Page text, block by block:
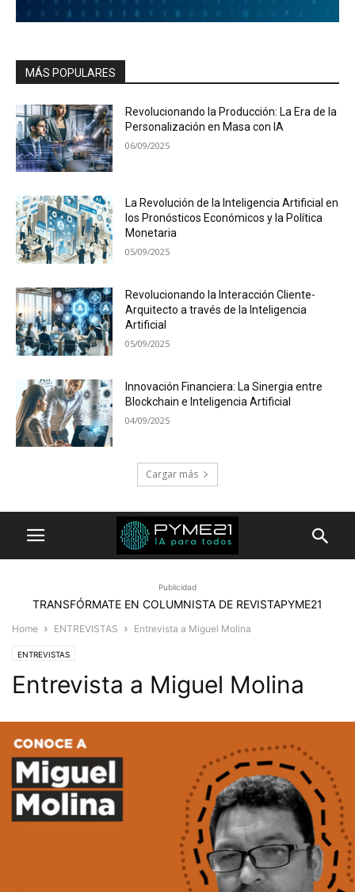
MÁS POPULARES
Revolucionando la Producción: La Era de la
Personalización en Masa con IA
06/09/2025
La Revolución de la Inteligencia Artificial en
los Pronósticos Económicos y la Política
Monetaria
05/09/2025
Revolucionando la Interacción Cliente-
Arquitecto a través de la Inteligencia
Artificial
05/09/2025
Innovación Financiera: La Sinergia entre
Blockchain e Inteligencia Artificial
04/09/2025
Cargar más